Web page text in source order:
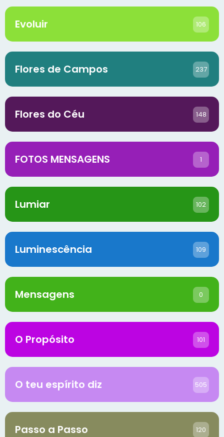
Evoluir 106
Flores de Campos 237
Flores do Céu 148
FOTOS MENSAGENS 1
Lumiar 102
Luminescência 109
Mensagens 0
O Propósito 101
O teu espírito diz 505
Passo a Passo 120